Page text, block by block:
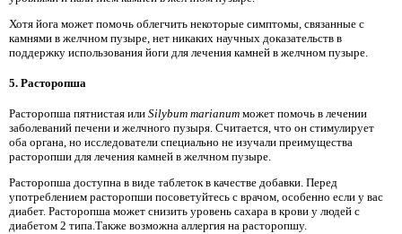
Хотя йога может помочь облегчить некоторые симптомы, связанные с
камнями в желчном пузыре, нет никаких научных доказательств в
поддержку использования йоги для лечения камней в желчном пузыре.
5. Расторопша
Расторопша пятнистая или Silybum marianum может помочь в лечении
заболеваний печени и желчного пузыря. Считается, что он стимулирует
оба органа, но исследователи специально не изучали преимущества
расторопши для лечения камней в желчном пузыре.
Расторопша доступна в виде таблеток в качестве добавки. Перед
употреблением расторопши посоветуйтесь с врачом, особенно если у вас
диабет. Расторопша может снизить уровень сахара в крови у людей с
диабетом 2 типа.Также возможна аллергия на расторопшу.